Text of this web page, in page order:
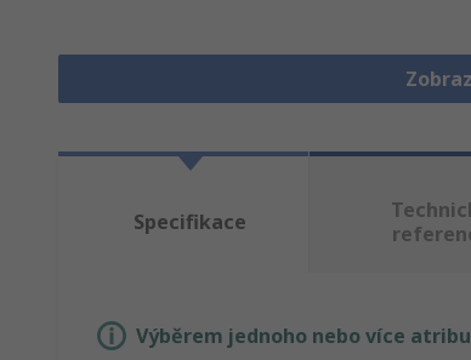
Specifikace
Výběrem jednoho nebo více